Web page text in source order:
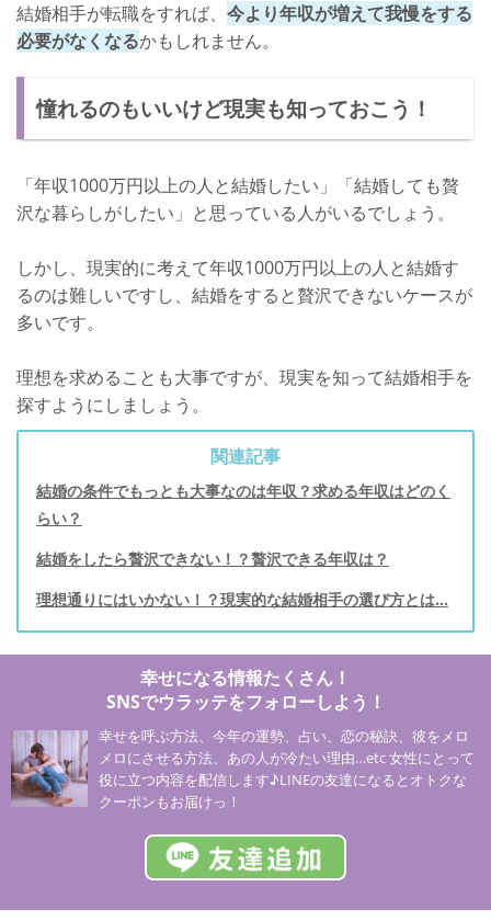
結婚相手が転職をすれば、 今より年収が増えて我慢をする
必要がなくなるかもしれません。
憧れるのもいいけど現実も知っておこう！
「年収1000万円以上の人と結婚したい」「結婚しても贅
沢な暮らしがしたい」と思っている人がいるでしょう。
しかし、現実的に考えて年収1000万円以上の人と結婚す
るのは難しいですし、結婚をすると贅沢できないケースが
多いです。
理想を求めることも大事ですが、現実を知って結婚相手を
探すようにしましょう。
関連記事
結婚の条件でもっとも大事なのは年収？求める年収はどのく
らい？
結婚をしたら贅沢できない！？贅沢できる年収は？
理想通りにはいかない！？現実的な結婚相手の選び方とは…
幸せになる情報たくさん！
SNSでウラッテをフォローしよう！
幸せを呼ぶ方法、今年の運勢、占い、恋の秘訣、彼をメロ
メロにさせる方法、あの人が冷たい理由…etc 女性にとって
役に立つ内容を配信します♪LINEの友達になるとオトクな
クーポンもお届けっ！